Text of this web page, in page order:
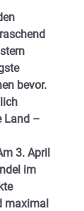
bevor.
Land –
3. April
im
maximal